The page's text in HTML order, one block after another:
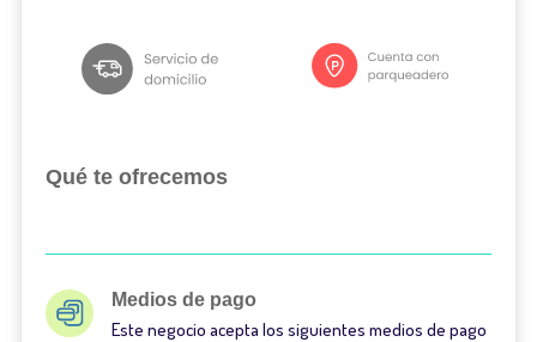
Qué te ofrecemos
Medios de pago
Este negocio acepta los siguientes medios de pago